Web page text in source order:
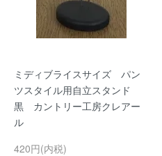
ミディブライスサイズ パン
ツスタイル用自立スタンド
黒 カントリー工房クレアー
ル
420円(内税)